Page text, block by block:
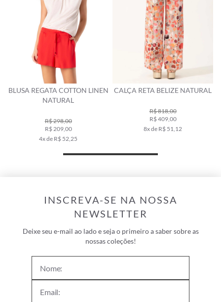
BLUSA REGATA COTTON LINEN
NATURAL
R$ 298,00
R$ 209,00
4x de R$ 52,25
CALÇA RETA BELIZE NATURAL
R$ 818,00
R$ 409,00
8x de R$ 51,12
INSCREVA-SE NA NOSSA
NEWSLETTER
Deixe seu e-mail ao lado e seja o primeiro a saber sobre as
nossas coleções!